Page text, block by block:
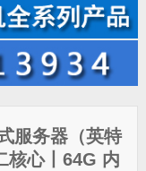
服务器（英特
核心丨64G 内